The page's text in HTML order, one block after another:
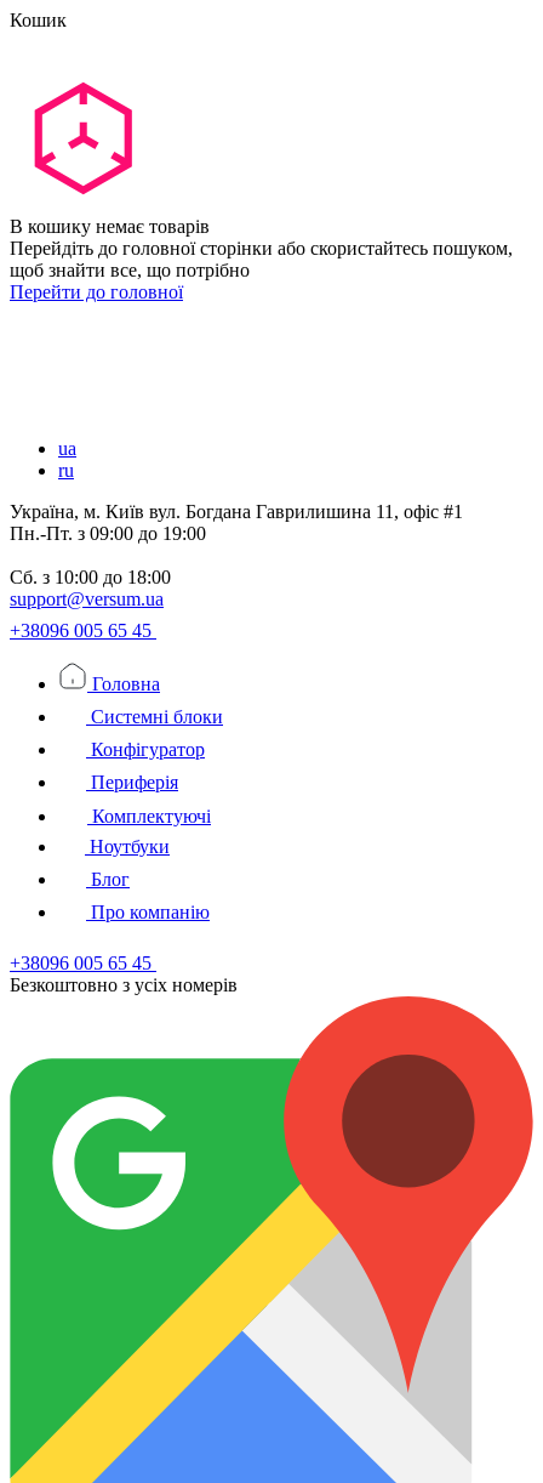
Кошик
В кошику немає товарів
Перейдіть до головної сторінки або скористайтесь пошуком,
щоб знайти все, що потрібно
Перейти до головної
ua
ru
Україна, м. Київ вул. Богдана Гаврилишина 11, офіс #1
Пн.-Пт. з 09:00 до 19:00
Сб. з 10:00 до 18:00
support@versum.ua
+38096 005 65 45
Головна
Системні блоки
Конфігуратор
Периферія
Комплектуючі
Ноутбуки
Блог
Про компанію
+38096 005 65 45
Безкоштовно з усiх номерiв